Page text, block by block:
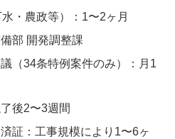
・農政等）：1〜2ヶ月
部 開発調整課
（34条特例案件のみ）：月1
後2〜3週間
証：工事規模により1〜6ヶ